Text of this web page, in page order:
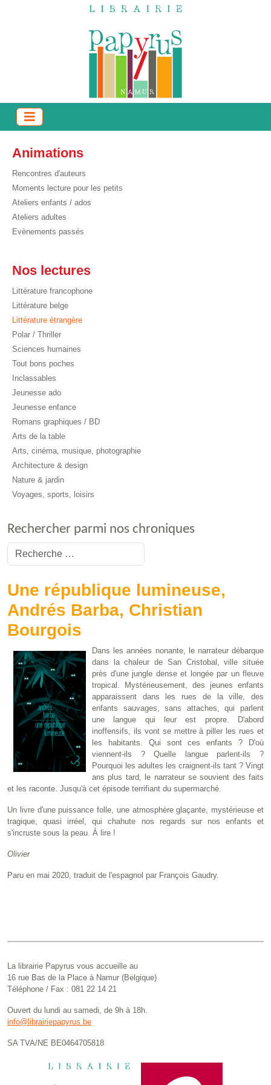
Animations
Rencontres d'auteurs
Moments lecture pour les petits
Ateliers enfants / ados
Ateliers adultes
Evènements passés
Nos lectures
Littérature francophone
Littérature belge
Littérature étrangère
Polar / Thriller
Sciences humaines
Tout bons poches
Inclassables
Jeunesse ado
Jeunesse enfance
Romans graphiques / BD
Arts de la table
Arts, cinéma, musique, photographie
Architecture & design
Nature & jardin
Voyages, sports, loisirs
Rechercher parmi nos chroniques
Valider
Une république lumineuse,
Andrés Barba, Christian
Bourgois
Dans les années nonante, le narrateur débarque
dans la chaleur de San Cristobal, ville située
près d'une jungle dense et longée par un fleuve
tropical. Mystérieusement, des jeunes enfants
apparaissent dans les rues de la ville, des
enfants sauvages, sans attaches, qui parlent
une langue qui leur est propre. D'abord
inoffensifs, ils vont se mettre à piller les rues et
les habitants. Qui sont ces enfants ? D'où
viennent-ils ? Quelle langue parlent-ils ?
Pourquoi les adultes les craignent-ils tant ? Vingt
ans plus tard, le narrateur se souvient des faits
et les raconte. Jusqu'à cet épisode terrifiant du supermarché.
Un livre d'une puissance folle, une atmosphère glaçante, mystérieuse et
tragique, quasi irréel, qui chahute nos regards sur nos enfants et
s'incruste sous la peau. À lire !
Olivier
Paru en mai 2020, traduit de l'espagnol par François Gaudry.
La librairie Papyrus vous accueille au
16 rue Bas de la Place à Namur (Belgique)
Téléphone / Fax : 081 22 14 21
Ouvert du lundi au samedi, de 9h à 18h.
info@librairiepapyrus.be
SA TVA/NE BE0464705818